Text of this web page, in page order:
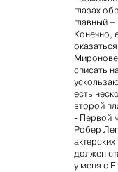
глазах
главный –
Конечно,
Миронове
списать
есть
второй
- Первой
Робер
должен
у меня с